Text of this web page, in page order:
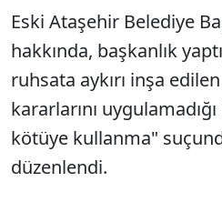
Eski Ataşehir Belediye
hakkında, başkanlık
ruhsata aykırı inşa
kararlarını
kötüye kullanma"
düzenlendi.